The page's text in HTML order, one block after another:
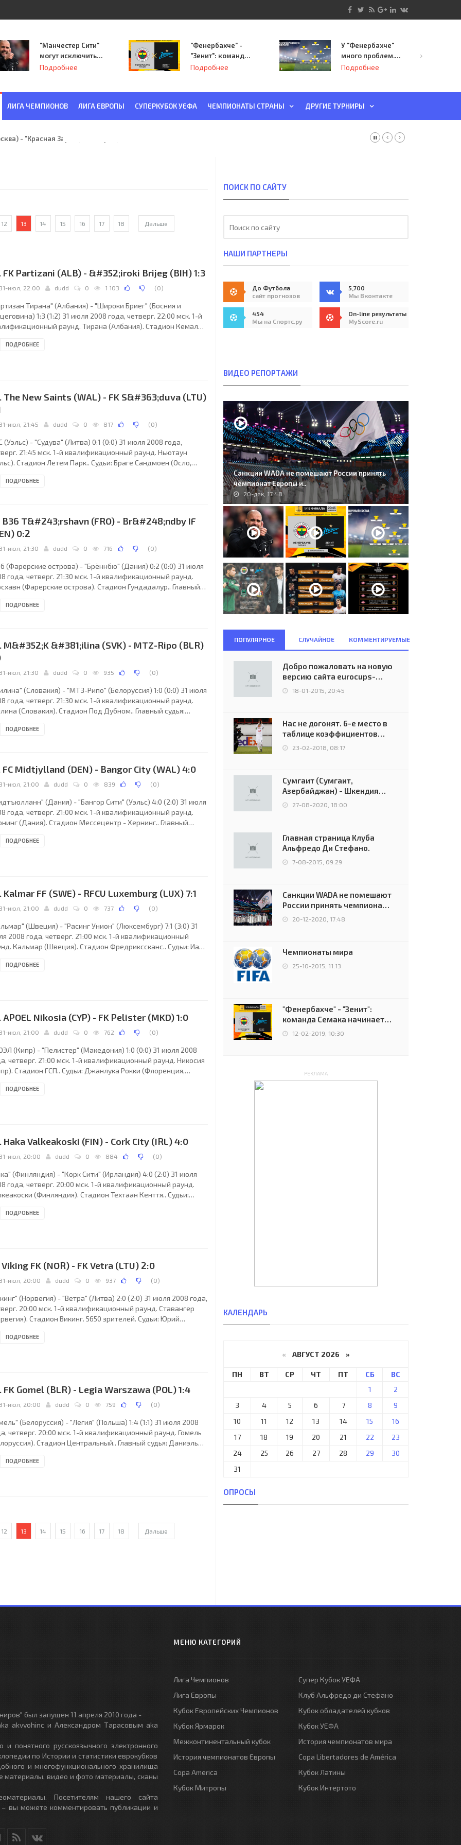
"Манчестер Сити"
могут исключить
из Лиги
Подробнее
"Фенербахче" -
"Зенит": команда
Семака начинает
Подробнее
У "Фенербахче"
много проблем.
Но он опасен для
Подробнее
ЛИГА ЧЕМПИОНОВ ЛИГА ЕВРОПЫ СУПЕРКУБОК УЕФА ЧЕМПИОНАТЫ СТРАНЫ ДРУГИЕ ТУРНИРЫ
- "Красная Заря" (Ленинград) 6:2
12 13 14 15 16 17 18 Дальше
FK Partizani (ALB) - &#352;iroki Brijeg (BIH) 1:3
31-июл, 22:00 dudd 0 1 103 (0)
Тирана" (Албания) - "Широки Бриег" (Босния и
1:3 (1:2) 31 июля 2008 года, четверг. 22:00 мск. 1-й
раунд. Тирана (Албания). Стадион Кемал
Лангкамп (оба - Голландия). Резервный: Данни Маккели
ПОДРОБНЕЕ
The New Saints (WAL) - FK S&#363;duva (LTU)
31-июл, 21:45 dudd 0 817 (0)
(Уэльс) - "Судува" (Литва) 0:1 (0:0) 31 июля 2008 года,
21:45 мск. 1-й квалификационный раунд. Ньютаун
Стадион Летем Парк.. Судьи: Браге Сандмоен (Осло,
Резервный: Ким-Анри Йонсен (Норвегия). ТНС: Пол
Уайлд, Джейми Вуд. Главный
ПОДРОБНЕЕ
B36 T&#243;rshavn (FRO) - Br&#248;ndby IF
0:2
31-июл, 21:30 dudd 0 716 (0)
(Фарерские острова) - "Брённбю" (Дания) 0:2 (0:0) 31 июля
года, четверг. 21:30 мск. 1-й квалификационный раунд.
(Фарерские острова). Стадион Гундадалур.. Главный
Алекс, Дмитрие Янчович, Йохан Гуннарссон, Клемент
- Хедин Аскхам (Фарерские
ПОДРОБНЕЕ
M&#352;K &#381;ilina (SVK) - MTZ-Ripo (BLR)
31-июл, 21:30 dudd 0 935 (0)
(Словакия) - "МТЗ-Рипо" (Белоруссия) 1:0 (0:0) 31 июля
года, четверг. 21:30 мск. 1-й квалификационный раунд.
(Словакия). Стадион Под Дубном.. Главный судья:
(Ираклион, Греция), Христос Акривос, Христос
(Эмил Рилке, 64), Мислав Кароглан (да
ПОДРОБНЕЕ
FC Midtjylland (DEN) - Bangor City (WAL) 4:0
31-июл, 21:00 dudd 0 839 (0)
(Дания) - "Бангор Сити" (Уэльс) 4:0 (2:0) 31 июля
года, четверг. 21:00 мск. 1-й квалификационный раунд.
(Дания). Стадион Мессецентр - Хернинг.. Главный
Кристиан Ипша, Марош Климпл, Йеспер Йулсгор,
ПОДРОБНЕЕ
Kalmar FF (SWE) - RFCU Luxemburg (LUX) 7:1
31-июл, 21:00 dudd 0 737 (0)
(Швеция) - "Расинг Унион" (Люксембург) 7:1 (3:0) 31
2008 года, четверг. 21:00 мск. 1-й квалификационный
Кальмар (Швеция). Стадион Фредрикссканс.. Судьи: Иан
Резервный: Ричи Винтер (Ирландия). "Кальмар":
ПОДРОБНЕЕ
APOEL Nikosia (CYP) - FK Pelister (MKD) 1:0
31-июл, 21:00 dudd 0 762 (0)
(Кипр) - "Пелистер" (Македония) 1:0 (0:0) 31 июля 2008
четверг. 21:00 мск. 1-й квалификационный раунд. Никосия
Стадион ГСП.. Судьи: Джанлука Рокки (Флоренция,
Кармине Руссо (Италия). АПОЭЛ: Дионисиос Хиотис,
ПОДРОБНЕЕ
Haka Valkeakoski (FIN) - Cork City (IRL) 4:0
31-июл, 20:00 dudd 0 884 (0)
(Финляндия) - "Корк Сити" (Ирландия) 4:0 (2:0) 31 июля
года, четверг. 20:00 мск. 1-й квалификационный раунд.
(Финляндия). Стадион Техтаан Кенття.. Судьи:
(оба - Латвия). Резервный: Вадим Директоренко
ПОДРОБНЕЕ
Viking FK (NOR) - FK Vetra (LTU) 2:0
31-июл, 20:00 dudd 0 937 (0)
(Норвегия) - "Ветра" (Литва) 2:0 (2:0) 31 июля 2008 года,
20:00 мск. 1-й квалификационный раунд. Ставангер
Стадион Викинг. 5650 зрителей. Судьи: Юрий
Томас Мюре, Моррис Росс (Видар Ниша, 50), Рене
ПОДРОБНЕЕ
FK Gomel (BLR) - Legia Warszawa (POL) 1:4
31-июл, 20:00 dudd 0 759 (0)
(Белоруссия) - "Легия" (Польша) 1:4 (1:1) 31 июля 2008
четверг. 20:00 мск. 1-й квалификационный раунд. Гомель
Стадион Центральный.. Главный судья: Даниэль
Бохомо, Игорь Кузьменок (Александр Прохоров, 64),
ПОДРОБНЕЕ
12 13 14 15 16 17 18 Дальше
ПОИСК ПО САЙТУ
НАШИ ПАРТНЕРЫ
До Футбола
сайт прогнозов
5,700
Мы Вконтакте
454
Мы на Спортс.ру
On-line результаты
MyScore.ru
ВИДЕО РЕПОРТАЖИ
Санкции WADA не помешают России принять
чемпионат Европы и..
20-дек, 17:48
ПОПУЛЯРНОЕ СЛУЧАЙНОЕ КОММЕНТИРУЕМЫЕ
Добро пожаловать на новую
версию сайта eurocups-
uefa.ru
18-01-2015, 20:45
Нас не догонят. 6-е место в
таблице коэффициентов
УЕФА остаётся за Россией
23-02-2018, 08:17
Сумгаит (Сумгаит,
Азербайджан) - Шкендия
(Тетово, Северная
Македония) - 0:2 (0:0)
27-08-2020, 18:00
Главная страница Клуба
Альфредо Ди Стефано.
7-08-2015, 09:29
Санкции WADA не помешают
России принять чемпионат
Европы и финал Лиги
чемпионов.
20-12-2020, 17:48
Чемпионаты мира
25-10-2015, 11:13
"Фенербахче" - "Зенит":
команда Семака начинает
путь в плей-офф Лиги
12-02-2019, 10:30
РЕКЛАМА
КАЛЕНДАРЬ
« АВГУСТ 2026 »
ПН ВТ СР ЧТ ПТ СБ
ВС
1
2
3
4 5 6 7 8
9
10
11 12 13 14 15
16
17
18 19 20 21 22
23
24
25 26 27 28 29
30
31
ОПРОСЫ
был запущен 11 апреля 2010 года -
akvvohinc и Александром Тарасовым aka
понятного русскоязычного электронного
по Истории и статистики еврокубков
и многофункционального хранилища
материалы, видео и фото материалы, сканы
Посетителям нашего сайта
вы можете комментировать публикации и
МЕНЮ КАТЕГОРИЙ
Лига Чемпионов
Лига Европы
Кубок Европейских Чемпионов
Кубок Ярмарок
Межконтинентальный кубок
История чемпионатов Европы
Copa America
Кубок Митропы
Супер Кубок УЕФА
Клуб Альфредо ди Стефано
Кубок обладателей кубков
Кубок УЕФА
История чемпионатов мира
Copa Libertadores de América
Кубок Латины
Кубок Интертото